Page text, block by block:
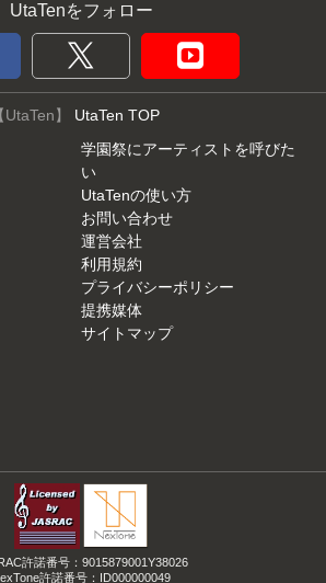
UtaTenをフォロー
】 UtaTen TOP
学園祭にアーティストを呼びた
い
UtaTenの使い方
お問い合わせ
運営会社
利用規約
プライバシーポリシー
提携媒体
サイトマップ
許諾番号：9015879001Y38026
許諾番号：ID000000049